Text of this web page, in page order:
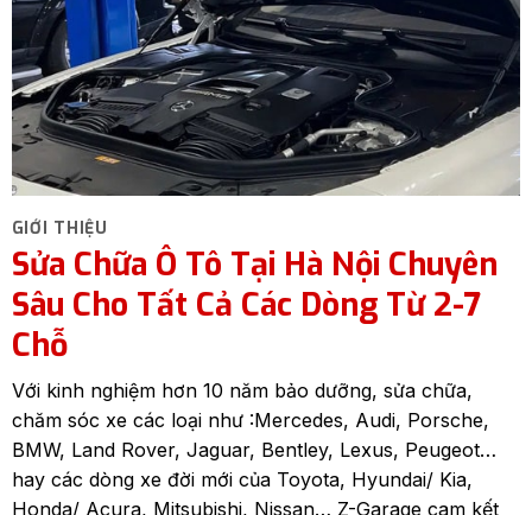
GIỚI THIỆU
Sửa Chữa Ô Tô Tại Hà Nội Chuyên
Sâu Cho Tất Cả Các Dòng Từ 2-7
Chỗ
Với kinh nghiệm hơn 10 năm bảo dưỡng, sửa chữa,
chăm sóc xe các loại như :Mercedes, Audi, Porsche,
BMW, Land Rover, Jaguar, Bentley, Lexus, Peugeot…
hay các dòng xe đời mới của Toyota, Hyundai/ Kia,
Honda/ Acura, Mitsubishi, Nissan… Z-Garage cam kết
gửi tới khách hàng sự an tâm, uy tín và chất lượng trên